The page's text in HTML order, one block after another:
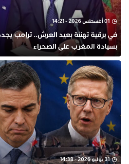
01 أغسطس 2026 - 14:21
في برقية تهنئة بعيد العرش.. ترامب
بسيادة المغرب على الصحراء
31 يوليو 2026 - 14:38